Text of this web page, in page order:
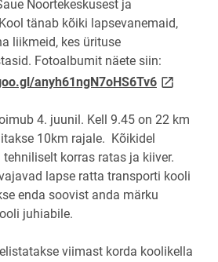
Noortekeskusest ja
tänab kõiki lapsevanemaid,
liikmeid, kes ürituse
Fotoalbumit näete siin:
anyh61ngN7oHS6Tv6link opens
4. juunil. Kell 9.45 on 22 km
10km rajale. Kõikidel
korras ratas ja kiiver.
lapse ratta transporti kooli
enda soovist anda märku
juhiabile.
viimast korda koolikella